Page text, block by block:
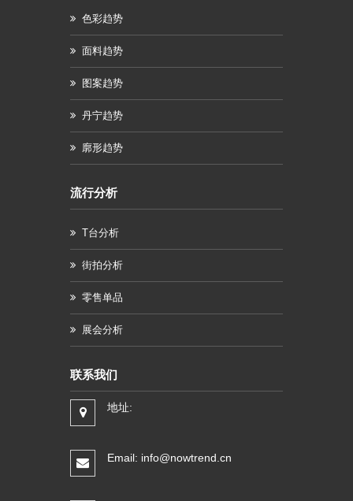
色彩趋势
面料趋势
图案趋势
丹宁趋势
廓形趋势
流行分析
T台分析
街拍分析
零售单品
展会分析
联系我们
地址:
Email: info@nowtrend.cn